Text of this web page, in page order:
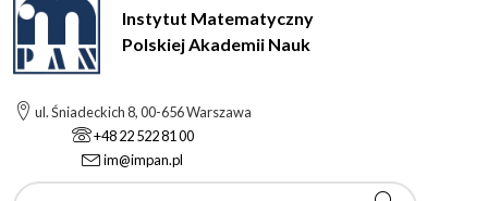
Instytut Matematyczny
Polskiej Akademii Nauk
ul. Śniadeckich 8, 00-656 Warszawa
+48 22 522 81 00
im@impan.pl
Szukaj